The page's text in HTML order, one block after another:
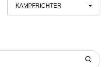
KAMPFRICHTER